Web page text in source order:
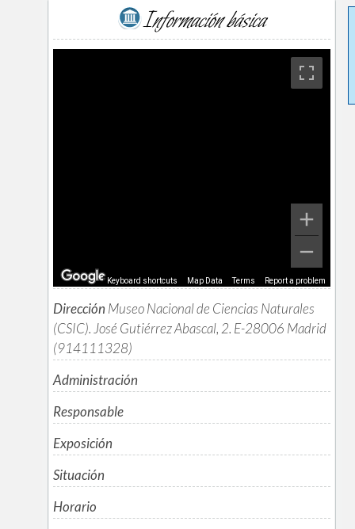
Información básica
Keyboard shortcuts Map Data Terms Report a problem
Dirección Museo Nacional de Ciencias Naturales
(CSIC). José Gutiérrez Abascal, 2. E-28006 Madrid
(914111328)
Administración
Responsable
Exposición
Situación
Horario